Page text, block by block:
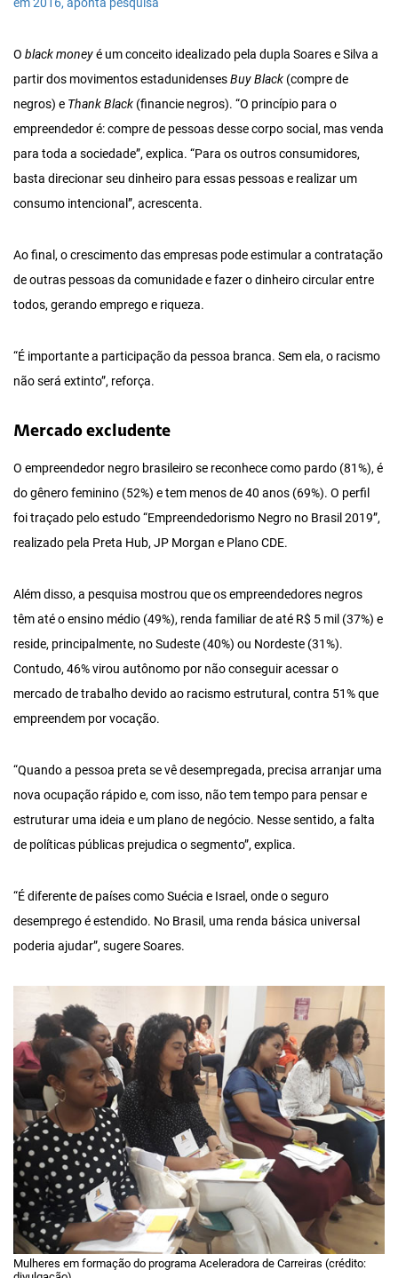
O black moneyé um conceito idealizado pela dupla Soares e Silva a
partir dos movimentos estadunidensesBuy Black (compre de
negros) e Thank Black (financie negros). “O princípio para o
empreendedor é: compre de pessoas desse corpo social, mas venda
para toda a sociedade”, explica. “Para os outros consumidores,
basta direcionar seu dinheiro para essas pessoas e realizar um
consumo intencional”, acrescenta.
Ao final, o crescimento das empresas pode estimular a contratação
de outras pessoas da comunidade e fazer o dinheiro circular entre
todos, gerando emprego e riqueza.
“É importante a participação da pessoa branca. Sem ela, o racismo
não será extinto”, reforça.
Mercado excludente
O empreendedor negro brasileiro se reconhece como pardo (81%), é
do gênero feminino (52%) e tem menos de 40 anos (69%). O perfil
foi traçado pelo estudo “Empreendedorismo Negro no Brasil 2019”,
realizado pela Preta Hub, JP Morgan e Plano CDE.
Além disso, a pesquisa mostrou que os empreendedores negros
têm até o ensino médio (49%), renda familiar de até R$ 5 mil (37%) e
reside, principalmente, no Sudeste (40%) ou Nordeste (31%).
Contudo, 46% virou autônomo por não conseguir acessar o
mercado de trabalho devido ao racismo estrutural, contra 51% que
empreendem por vocação.
“Quando a pessoa preta se vê desempregada, precisa arranjar uma
nova ocupação rápido e, com isso, não tem tempo para pensar e
estruturar uma ideia e um plano de negócio. Nesse sentido, a falta
de políticas públicas prejudica o segmento”, explica.
“É diferente de países como Suécia e Israel, onde o seguro
desemprego é estendido. No Brasil, uma renda básica universal
poderia ajudar”, sugere Soares.
Mulheres em formação do programa Aceleradora de Carreiras (crédito: